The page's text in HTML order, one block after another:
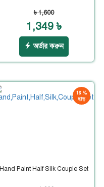
৳ 1,600
1,349 ৳
অর্ডার করুন
16 %
ছাড়
Hand Paint Half Silk Couple Set